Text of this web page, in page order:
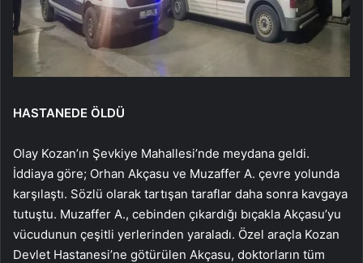
HASTANEDE ÖLDÜ
Olay Kozan’ın Şevkiye Mahallesi’nde meydana geldi.
İddiaya göre; Orhan Akçasu ve Muzaffer A. çevre yolunda
karşılaştı. Sözlü olarak tartışan taraflar daha sonra kavgaya
tutuştu. Muzaffer A., cebinden çıkardığı bıçakla Akçasu’yu
vücudunun çeşitli yerlerinden yaraladı. Özel araçla Kozan
Devlet Hastanesi’ne götürülen Akçasu, doktorların tüm